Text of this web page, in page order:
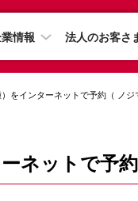
情報 法人のお客さ
をインターネットで予約（ ノジ
ネットで予